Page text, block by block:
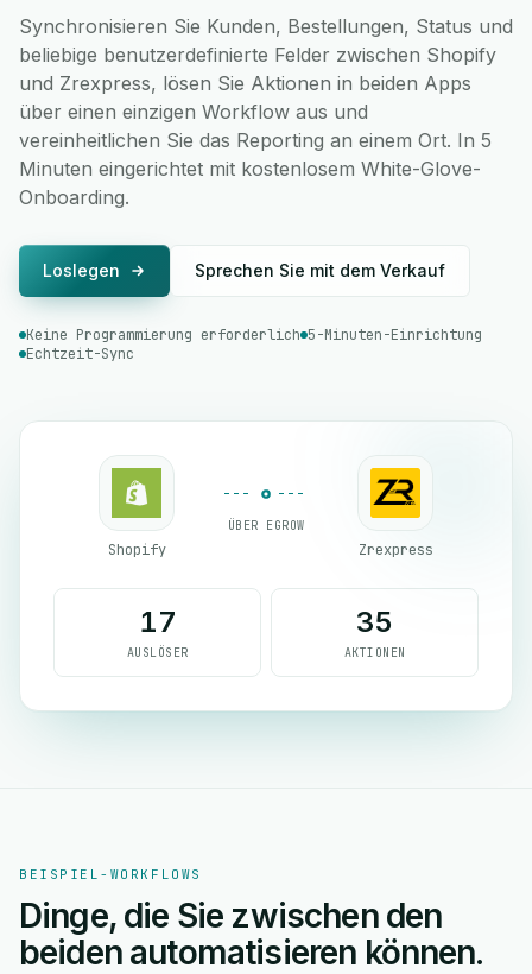
Synchronisieren Sie Kunden, Bestellungen, Status und
beliebige benutzerdefinierte Felder zwischen Shopify
und Zrexpress, lösen Sie Aktionen in beiden Apps
über einen einzigen Workflow aus und
vereinheitlichen Sie das Reporting an einem Ort. In 5
Minuten eingerichtet mit kostenlosem White-Glove-
Onboarding.
Loslegen Sprechen Sie mit dem Verkauf
Keine Programmierung erforderlich 5-Minuten-Einrichtung
Echtzeit-Sync
Shopify
ÜBER EGROW
Zrexpress
17
AUSLÖSER
35
AKTIONEN
BEISPIEL-WORKFLOWS
Dinge, die Sie zwischen den
beiden automatisieren können.